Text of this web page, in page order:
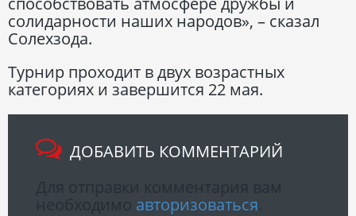
солидарности наших народов», – сказал
Солехзода.
Турнир проходит в двух возрастных
категориях и завершится 22 мая.
ДОБАВИТЬ КОММЕНТАРИЙ
авторизоваться